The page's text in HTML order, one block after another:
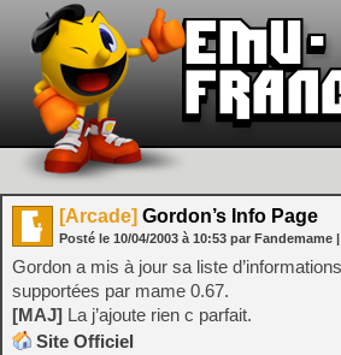
[Arcade] Gordon’s Info Page
Posté le 10/04/2003 à 10:53 par Fandemame
Gordon a mis à jour sa liste
supportées par mame 0.67.
[MAJ] La j’ajoute rien c parfait.
Site Officiel